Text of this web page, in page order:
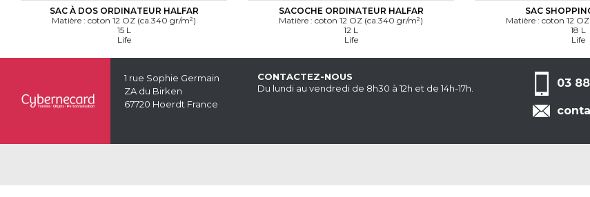
SAC À DOS ORDINATEUR HALFAR
Matière : coton 12 OZ (ca.340 gr/m²)
15 L
Life
SACOCHE ORDINATEUR HALFAR
Matière : coton 12 OZ (ca.340 gr/m²)
12 L
Life
SAC
Matière : coton 12
18 L
Life
1 rue Sophie Germain
ZA du Birken
67720 Hoerdt France
CONTACTEZ-NOUS
Du lundi au vendredi de 8h30 à 12h et de 14h-17h.
03